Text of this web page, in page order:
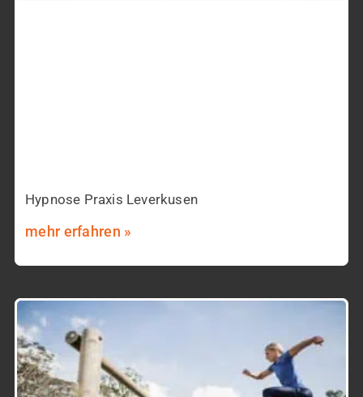
Hypnose Praxis Leverkusen
mehr erfahren »